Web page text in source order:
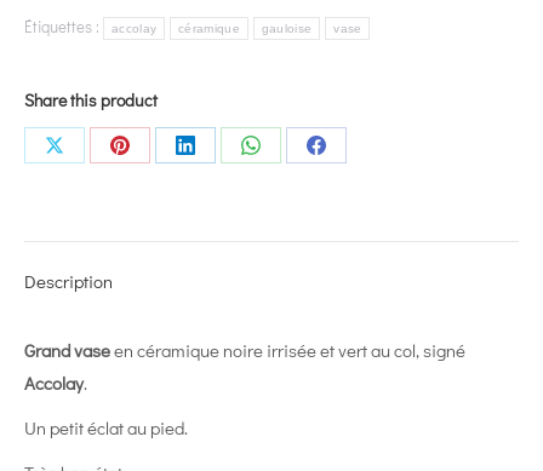
Étiquettes :
accolay céramique gauloise vase
Share this product
Share
Share
Share
Share
Share
Description
Grand vaseen céramique noire irrisée et vert au col, signé
Accolay.
Un petit éclat au pied.